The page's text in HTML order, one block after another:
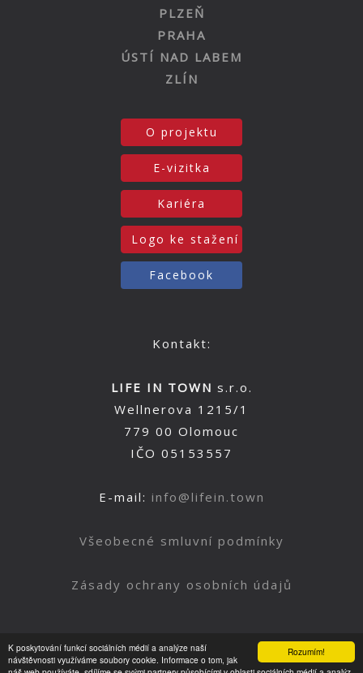
Rozumím!
K poskytování funkcí sociálních médií a analýze naší
návštěvnosti využíváme soubory cookie. Informace o tom, jak
PLZEŇ
PRAHA
ÚSTÍ NAD LABEM
ZLÍN
O projektu
E-vizitka
Kariéra
Logo ke stažení
Facebook
Kontakt:
LIFE IN TOWN s.r.o.
Wellnerova 1215/1
779 00 Olomouc
IČO 05153557
E-mail: info@lifein.town
Všeobecné smluvní podmínky
Zásady ochrany osobních údajů
Nahoru